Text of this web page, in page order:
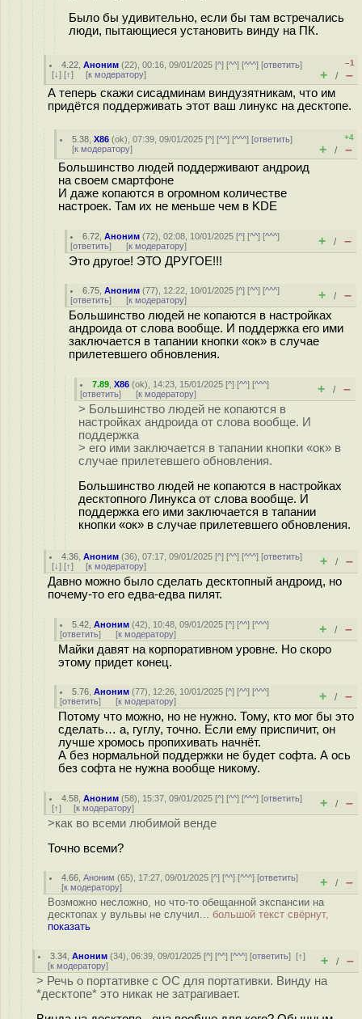
Было бы удивительно, если бы там встречались
люди, пытающиеся установить винду на ПК.
4.22 ,Аноним (22), 00:16, 09/01/2025 [^] [^^] [^^^] [ответить]
[↓] [↑] [к модератору]
–1
+ / –
А теперь скажи сисадминам виндузятникам, что им
придётся поддерживать этот ваш линукс на десктопе.
5.38 ,X86 (ok), 07:39, 09/01/2025 [^] [^^] [^^^] [ответить]
[к модератору]
+4
+ / –
Большинство людей поддерживают андроид
на своем смартфоне
И даже копаются в огромном количестве
настроек. Там их не меньше чем в KDE
6.72 ,Аноним (72), 02:08, 10/01/2025 [^] [^^] [^^^]
[ответить] [к модератору] + / –
Это другое! ЭТО ДРУГОЕ!!!
6.75 ,Аноним (77), 12:22, 10/01/2025 [^] [^^] [^^^]
[ответить] [к модератору] + / –
Большинство людей не копаются в настройках
андроида от слова вообще. И поддержка его ими
заключается в тапании кнопки «ок» в случае
прилетевшего обновления.
7.89 ,X86 (ok), 14:23, 15/01/2025 [^] [^^] [^^^]
[ответить] [к модератору] + / –
> Большинство людей не копаются в
настройках андроида от слова вообще. И
поддержка
> его ими заключается в тапании кнопки «ок» в
случае прилетевшего обновления.
Большинство людей не копаются в настройках
десктопного Линукса от слова вообще. И
поддержка его ими заключается в тапании
кнопки «ок» в случае прилетевшего обновления.
4.36 ,Аноним (36), 07:17, 09/01/2025 [^] [^^] [^^^] [ответить]
[↓] [↑] [к модератору] + / –
Давно можно было сделать десктопный андроид, но
почему-то его едва-едва пилят.
5.42 ,Аноним (42), 10:48, 09/01/2025 [^] [^^] [^^^]
[ответить] [к модератору] + / –
Майки давят на корпоративном уровне. Но скоро
этому придет конец.
5.76 ,Аноним (77), 12:26, 10/01/2025 [^] [^^] [^^^]
[ответить] [к модератору] + / –
Потому что можно, но не нужно. Тому, кто мог бы это
сделать… а, гуглу, точно. Если ему приспичит, он
лучше хромось пропихивать начнёт.
А без нормальной поддержки не будет софта. А ось
без софта не нужна вообще никому.
4.58 ,Аноним (58), 15:37, 09/01/2025 [^] [^^] [^^^] [ответить]
[↑] [к модератору] + / –
>как во всеми любимой венде
Точно всеми?
4.66 ,Аноним (65), 17:27, 09/01/2025 [^] [^^] [^^^] [ответить]
[к модератору] + / –
Возможно несложно, но что-то обещанной экспансии на
десктопах у вульвы не случил... большой текст свёрнут,
показать
3.34 ,Аноним (34), 06:39, 09/01/2025 [^] [^^] [^^^] [ответить][↑]
[к модератору] + / –
> Речь о портативке с ОС для портативки. Винду на
*десктопе* это никак не затрагивает.